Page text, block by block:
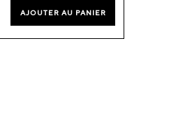
AJOUTER AU PANIER